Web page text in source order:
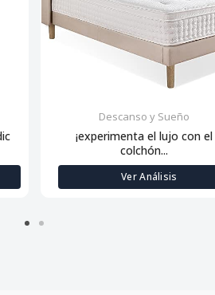
Descanso y Sueño
¡experimenta el lujo con el
colchón...
Ver Análisis